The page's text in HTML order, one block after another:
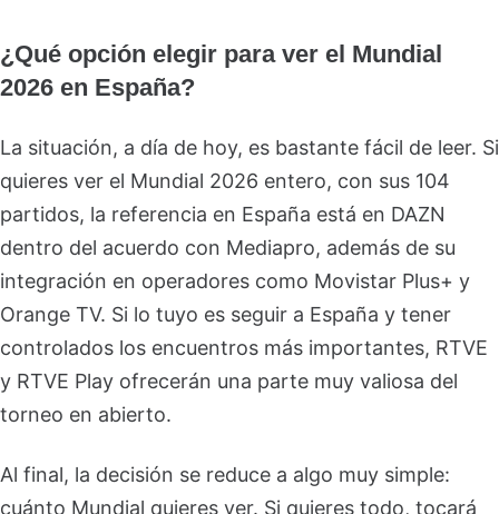
¿Qué opción elegir para ver el Mundial
2026 en España?
La situación, a día de hoy, es bastante fácil de leer. Si
quieres ver el Mundial 2026 entero, con sus 104
partidos, la referencia en España está en DAZN
dentro del acuerdo con Mediapro, además de su
integración en operadores como Movistar Plus+ y
Orange TV. Si lo tuyo es seguir a España y tener
controlados los encuentros más importantes, RTVE
y RTVE Play ofrecerán una parte muy valiosa del
torneo en abierto.
Al final, la decisión se reduce a algo muy simple:
cuánto Mundial quieres ver. Si quieres todo, tocará